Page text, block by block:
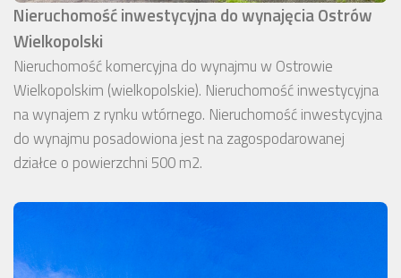
Nieruchomość inwestycyjna do wynajęcia Ostrów
Wielkopolski
Nieruchomość komercyjna do wynajmu w Ostrowie
Wielkopolskim (wielkopolskie). Nieruchomość inwestycyjna
na wynajem z rynku wtórnego. Nieruchomość inwestycyjna
do wynajmu posadowiona jest na zagospodarowanej
działce o powierzchni 500 m2.